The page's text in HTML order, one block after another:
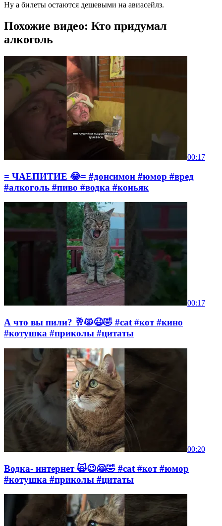
Ну а билеты остаются дешевыми на авиасейлз.
Похожие видео: Кто придумал
алкоголь
00:17
= ЧАЕПИТИЕ 😂= #донсимон #юмор #вред
#алкоголь #пиво #водка #коньяк
00:17
А что вы пили? 🥂🙀😉🤣 #cat #кот #кино
#котушка #приколы #цитаты
00:20
Водка- интернет 🙀😉🤗🤣 #cat #кот #юмор
#котушка #приколы #цитаты